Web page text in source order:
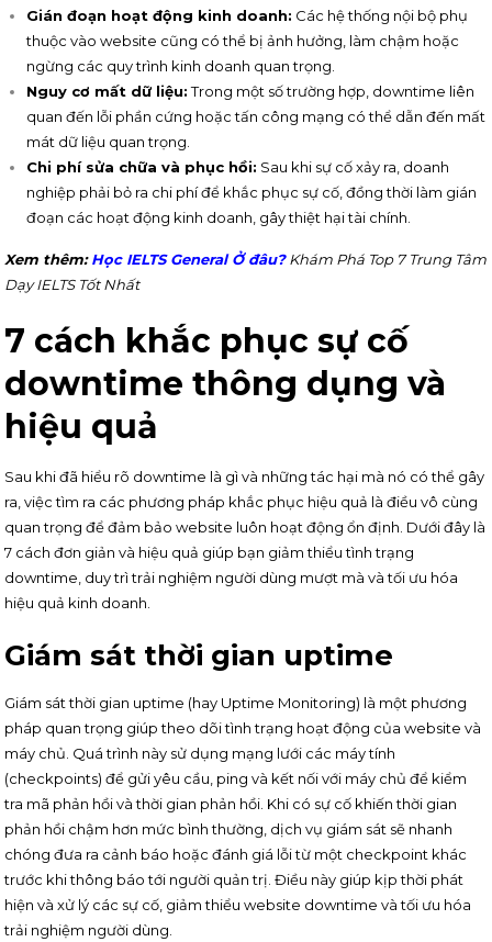
Gián đoạn hoạt động kinh doanh: Các hệ thống nội bộ phụ
thuộc vào website cũng có thể bị ảnh hưởng, làm chậm hoặc
ngừng các quy trình kinh doanh quan trọng.
Nguy cơ mất dữ liệu:Trong một số trường hợp, downtime liên
quan đến lỗi phần cứng hoặc tấn công mạng có thể dẫn đến mất
mát dữ liệu quan trọng.
Chi phí sửa chữa và phục hồi: Sau khi sự cố xảy ra, doanh
nghiệp phải bỏ ra chi phí để khắc phục sự cố, đồng thời làm gián
đoạn các hoạt động kinh doanh, gây thiệt hại tài chính.
Xem thêm:Học IELTS General Ở đâu?Khám Phá Top 7 Trung Tâm
Dạy IELTS Tốt Nhất
7 cách khắc phục sự cố
downtime thông dụng và
hiệu quả
Sau khi đã hiểu rõ downtime là gì và những tác hại mà nó có thể gây
ra, việc tìm ra các phương pháp khắc phục hiệu quả là điều vô cùng
quan trọng để đảm bảo website luôn hoạt động ổn định. Dưới đây là
7 cách đơn giản và hiệu quả giúp bạn giảm thiểu tình trạng
downtime, duy trì trải nghiệm người dùng mượt mà và tối ưu hóa
hiệu quả kinh doanh.
Giám sát thời gian uptime
Giám sát thời gian uptime (hay Uptime Monitoring) là một phương
pháp quan trọng giúp theo dõi tình trạng hoạt động của website và
máy chủ. Quá trình này sử dụng mạng lưới các máy tính
(checkpoints) để gửi yêu cầu, ping và kết nối với máy chủ để kiểm
tra mã phản hồi và thời gian phản hồi. Khi có sự cố khiến thời gian
phản hồi chậm hơn mức bình thường, dịch vụ giám sát sẽ nhanh
chóng đưa ra cảnh báo hoặc đánh giá lỗi từ một checkpoint khác
trước khi thông báo tới người quản trị. Điều này giúp kịp thời phát
hiện và xử lý các sự cố, giảm thiểu website downtime và tối ưu hóa
trải nghiệm người dùng.